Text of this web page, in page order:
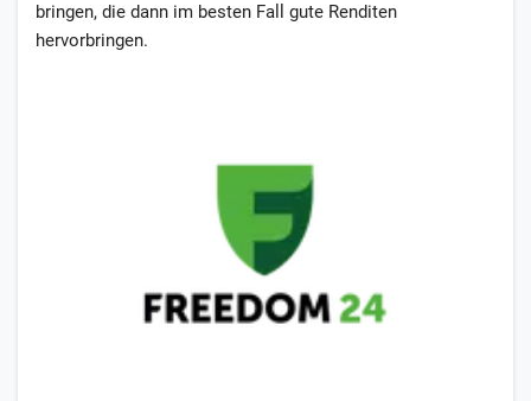
bringen, die dann im besten Fall gute Renditen
hervorbringen.